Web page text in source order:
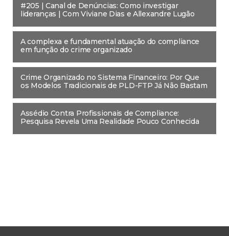
#205 | Canal de Denúncias: Como investigar
lideranças | Com Viviane Dias e Allexandre Lugão
A complexa e fundamental atuação do compliance
em função do crime organizado
Crime Organizado no Sistema Financeiro: Por Que
os Modelos Tradicionais de PLD-FTP Já Não Bastam
Assédio Contra Profissionais de Compliance:
Pesquisa Revela Uma Realidade Pouco Conhecida